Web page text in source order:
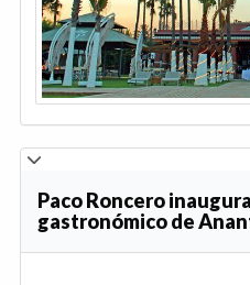
Paco Roncero
gastronómico de